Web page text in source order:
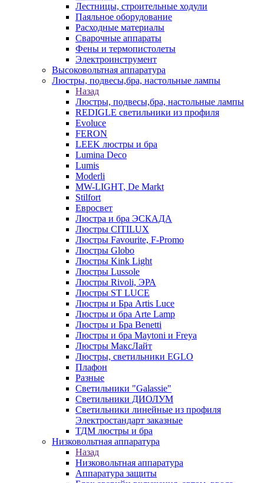
Лестницы, строительные ходули
Паяльное оборудование
Расходные материалы
Сварочные аппараты
Фены и термопистолеты
Электроинструмент
Высоковольтная аппаратура
Люстры, подвесы,бра, настольные лампы
Назад
Люстры, подвесы,бра, настольные лампы
REDIGLE светильники из профиля
Evoluce
FERON
LEEK люстры и бра
Lumina Deco
Lumis
Moderli
MW-LIGHT, De Markt
Stilfort
Евросвет
Люстра и бра ЭСКАДА
Люстры CITILUX
Люстры Favourite, F-Promo
Люстры Globo
Люстры Kink Light
Люстры Lussole
Люстры Rivoli, ЭРА
Люстры ST LUCE
Люстры и Бра Artis Luce
Люстры и бра Arte Lamp
Люстры и Бра Benetti
Люстры и бра Maytoni и Freya
Люстры МаксЛайт
Люстры, светильники EGLO
Плафон
Разные
Светильники "Galassie"
Светильники ДИОЛУМ
Светильники линейные из профиля
Электростандарт заказные
ТДМ люстры и бра
Низковольтная аппаратура
Назад
Низковольтная аппаратура
Аппаратура защиты